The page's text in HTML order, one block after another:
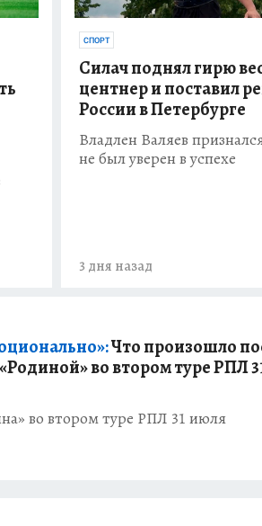
СПОРТ
Силач поднял гирю
центнер и поставил
России в Петербурге
Владлен Валяев
не был уверен в успехе
3 дня назад
Что произошло
во втором туре РПЛ
во втором туре РПЛ 31 июля